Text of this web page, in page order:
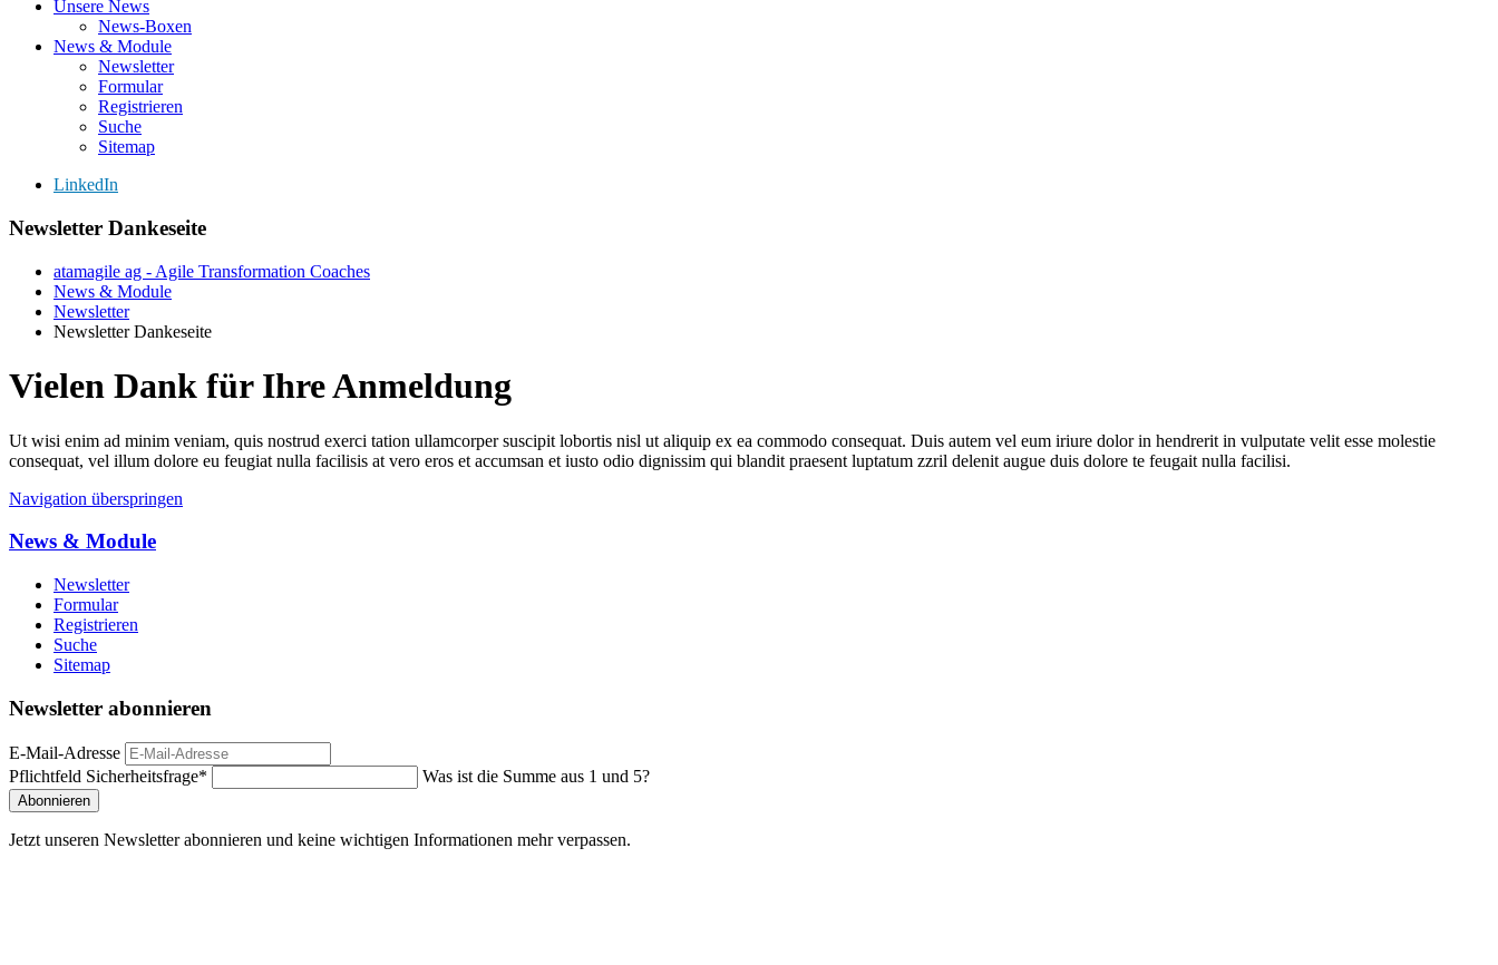
Unsere News
News-Boxen
News & Module
Newsletter
Formular
Registrieren
Suche
Sitemap
LinkedIn
Newsletter Dankeseite
atamagile ag - Agile Transformation Coaches
News & Module
Newsletter
Newsletter Dankeseite
Vielen Dank für Ihre Anmeldung
Ut wisi enim ad minim veniam, quis nostrud exerci tation ullamcorper suscipit lobortis nisl ut aliquip ex ea commodo consequat. Duis autem vel eum iriure dolor in hendrerit in vulputate velit esse molestie
consequat, vel illum dolore eu feugiat nulla facilisis at vero eros et accumsan et iusto odio dignissim qui blandit praesent luptatum zzril delenit augue duis dolore te feugait nulla facilisi.
Navigation überspringen
News & Module
Newsletter
Formular
Registrieren
Suche
Sitemap
Newsletter abonnieren
E-Mail-Adresse
Pflichtfeld Sicherheitsfrage* Was ist die Summe aus 1 und 5?
Abonnieren
Jetzt unseren Newsletter abonnieren und keine wichtigen Informationen mehr verpassen.